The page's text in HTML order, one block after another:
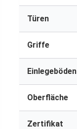
Türen
Griffe
Einlegeböden
Oberfläche
Zertifikat